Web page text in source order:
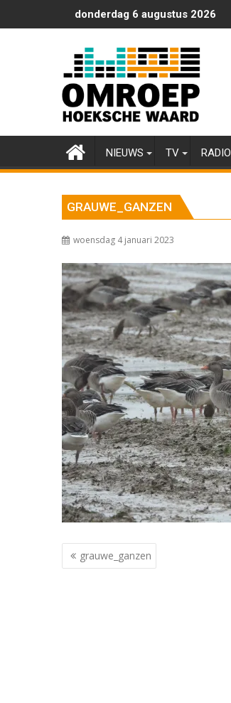
naar
donderdag 6 augustus 2026
NIEUWS TV RADIO
GRAUWE_GANZEN
woensdag 4 januari 2023
Berichtnavigatie
grauwe_ganzen